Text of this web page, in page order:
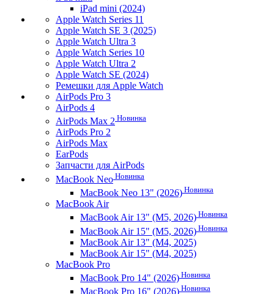
iPad mini (2024)
Apple Watch Series 11
Apple Watch SE 3 (2025)
Apple Watch Ultra 3
Apple Watch Series 10
Apple Watch Ultra 2
Apple Watch SE (2024)
Ремешки для Apple Watch
AirPods Pro 3
AirPods 4
AirPods Max 2 Новинка
AirPods Pro 2
AirPods Max
EarPods
Запчасти для AirPods
MacBook Neo Новинка
MacBook Neo 13" (2026) Новинка
MacBook Air
MacBook Air 13" (M5, 2026) Новинка
MacBook Air 15" (M5, 2026) Новинка
MacBook Air 13" (M4, 2025)
MacBook Air 15" (M4, 2025)
MacBook Pro
MacBook Pro 14" (2026) Новинка
MacBook Pro 16" (2026) Новинка